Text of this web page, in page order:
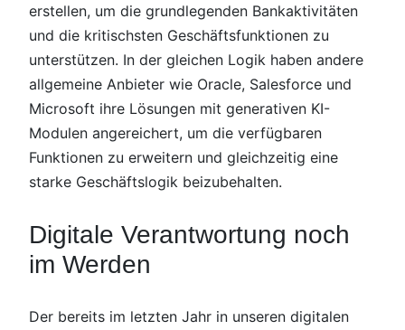
erstellen, um die grundlegenden Bankaktivitäten
und die kritischsten Geschäftsfunktionen zu
unterstützen. In der gleichen Logik haben andere
allgemeine Anbieter wie Oracle, Salesforce und
Microsoft ihre Lösungen mit generativen KI-
Modulen angereichert, um die verfügbaren
Funktionen zu erweitern und gleichzeitig eine
starke Geschäftslogik beizubehalten.
Digitale Verantwortung noch
im Werden
Der bereits im letzten Jahr in unseren digitalen